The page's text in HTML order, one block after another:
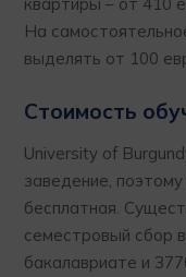
На
выделять от 100
Стоимость
University of
заведение,
бесплатная.
семестровый сбор
бакалавриате и